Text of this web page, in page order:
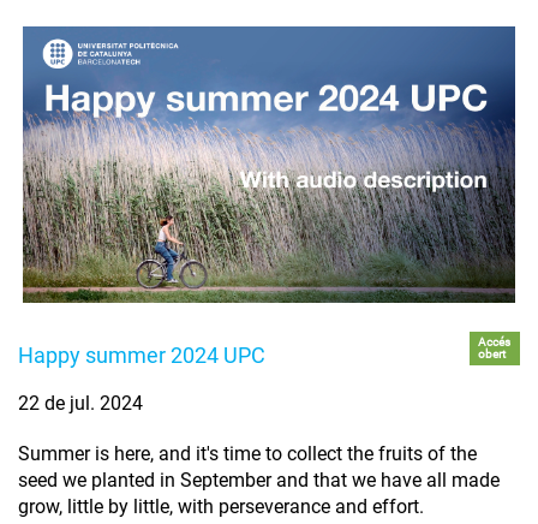
Happy summer 2024 UPC
Accés
obert
22 de jul. 2024
Summer is here, and it's time to collect the fruits of the
seed we planted in September and that we have all made
grow, little by little, with perseverance and effort.